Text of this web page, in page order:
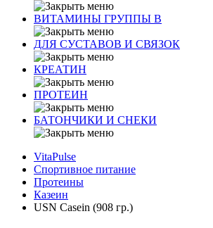
ВИТАМИНЫ ГРУППЫ В
ДЛЯ СУСТАВОВ И СВЯЗОК
КРЕАТИН
ПРОТЕИН
БАТОНЧИКИ И СНЕКИ
VitaPulse
Спортивное питание
Протеины
Казеин
USN Casein (908 гр.)